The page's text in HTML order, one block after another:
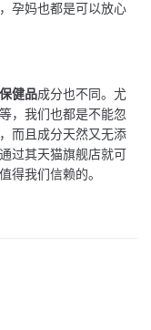
孕妈也都是可以放心
健品成分也不同。尤
，我们也都是不能忽
而且成分天然又无添
过其天猫旗舰店就可
得我们信赖的。